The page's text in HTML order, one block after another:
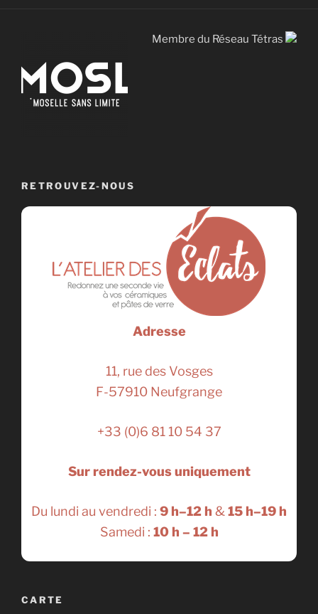
Membre du Réseau Tétras
RETROUVEZ-NOUS
Adresse
11, rue des Vosges
F-57910 Neufgrange
+33 (0)6 81 10 54 37
Sur rendez-vous uniquement
Du lundi au vendredi : 9 h–12 h &15 h–19 h
Samedi : 10 h – 12 h
CARTE